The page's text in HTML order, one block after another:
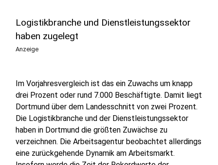
Logistikbranche und Dienstleistungssektor
haben zugelegt
Anzeige
Im Vorjahresvergleich ist das ein Zuwachs um knapp
drei Prozent oder rund 7.000 Beschäftigte. Damit liegt
Dortmund über dem Landesschnitt von zwei Prozent.
Die Logistikbranche und der Dienstleistungssektor
haben in Dortmund die größten Zuwächse zu
verzeichnen. Die Arbeitsagentur beobachtet allerdings
eine zurückgehende Dynamik am Arbeitsmarkt.